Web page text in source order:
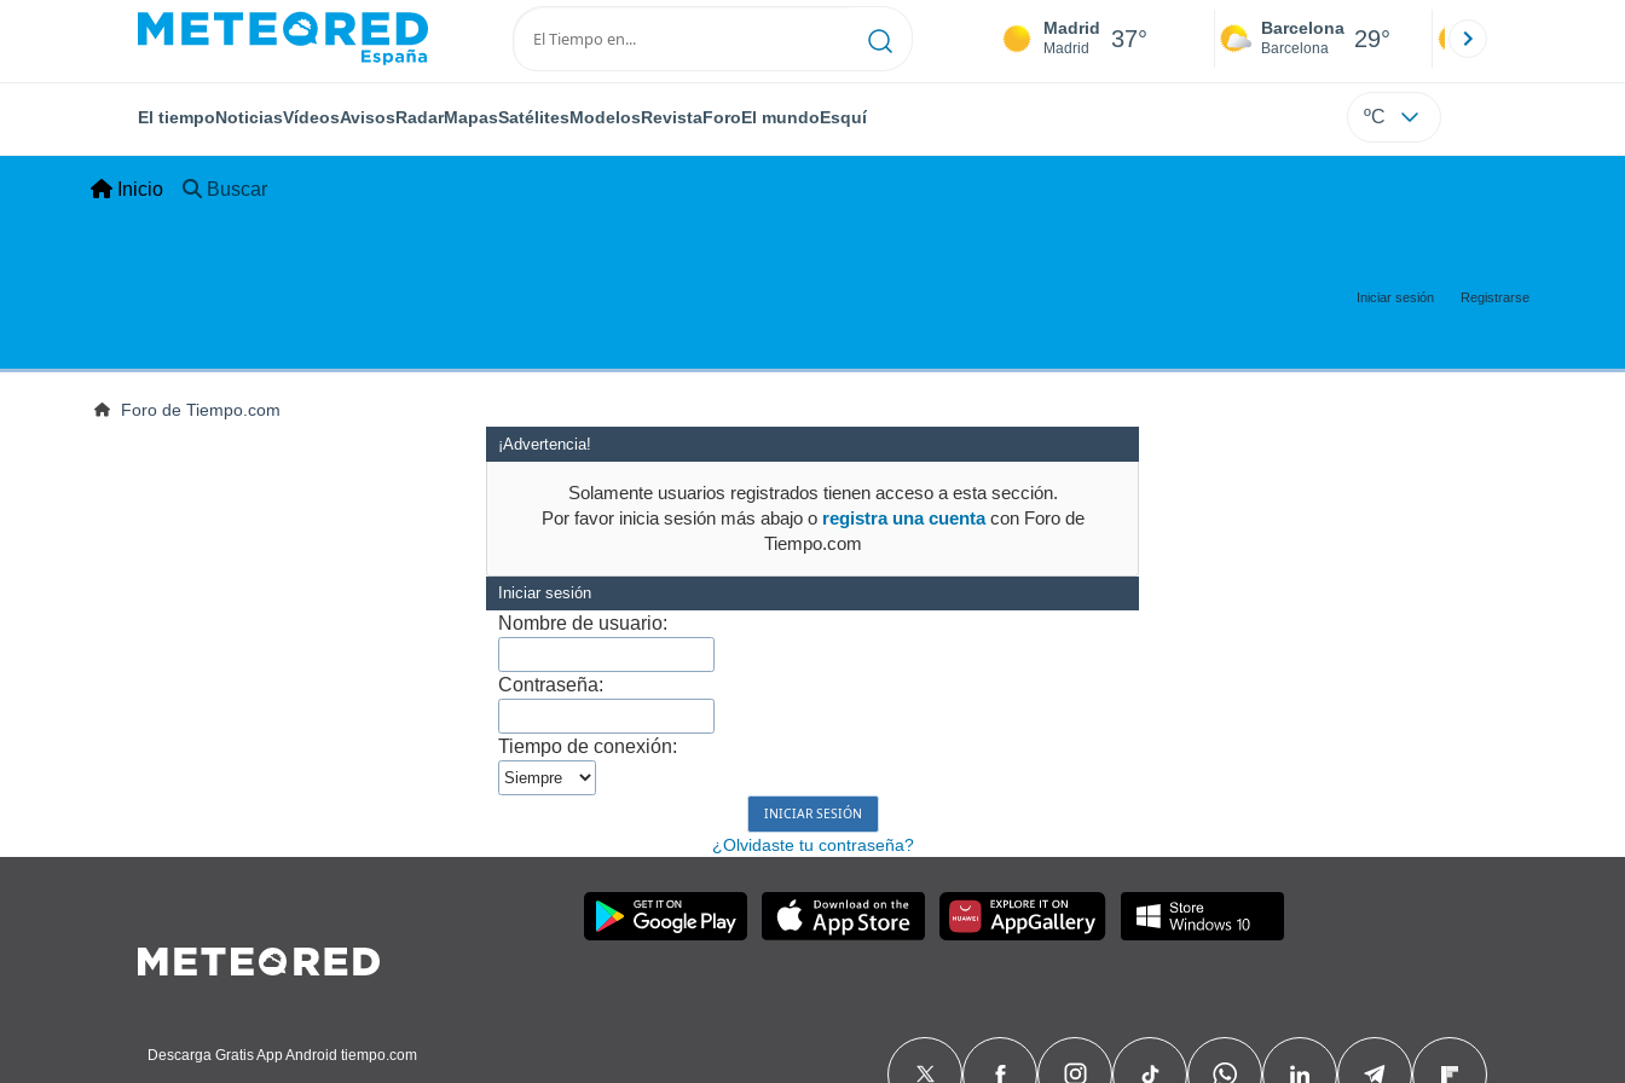
Madrid
Madrid 37° Barcelona
Barcelona 29°
El tiempoNoticiasVídeosAvisosRadarMapasSatélitesModelosRevistaForoEl mundoEsquí ºC
Inicio Buscar
Iniciar sesión Registrarse
Foro de Tiempo.com
¡Advertencia!
Solamente usuarios registrados tienen acceso a esta sección.
Por favor inicia sesión más abajo o registra una cuentacon Foro de
Tiempo.com
Iniciar sesión
Nombre de usuario:
Contraseña:
Tiempo de conexión:
¿Olvidaste tu contraseña?
Descarga Gratis App Android tiempo.com